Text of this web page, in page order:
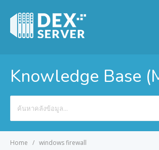
Knowledge Base
For
Home windows firewall